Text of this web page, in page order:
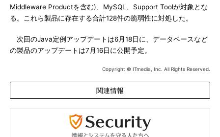
Middleware Productを含む)、MySQL、Support Toolが対象とな
る。これら製品に存在する合計128件の脆弱性に対処した。
次回のJava定例アップデートは6月18日に、データベースなど
の製品のアップデートは7月16日に公開予定。
Copyright © ITmedia, Inc. All Rights Reserved.
関連情報